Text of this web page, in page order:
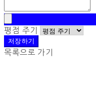
평점 주기
저장하기
목록으로 가기